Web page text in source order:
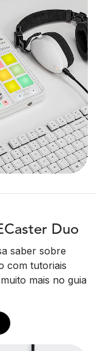
Duo
saber sobre
com tutoriais
mais no guia